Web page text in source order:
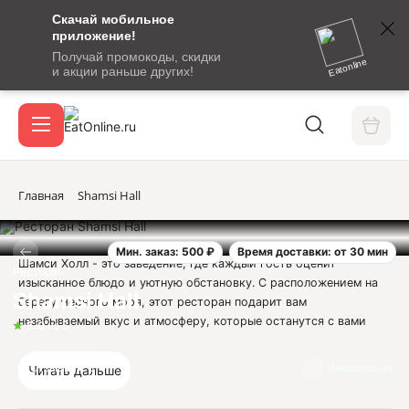
Скачай мобильное
приложение!
Получай промокоды, скидки
и акции раньше других!
Eatonline
сообщение
кодом
подтверждения
Вход / регистрация
Акции
Главная Shamsi Hall
Мин. заказ: 500 ₽
Время доставки: от 30 мин
Ресторан
Shamsi Hall
5.0из 5
Отзывы 5
Шамси Холл - это заведение, где каждый гость оценит
изысканное блюдо и уютную обстановку. С расположением на
берегу Черного моря, этот ресторан подарит вам
незабываемый вкус и атмосферу, которые останутся с вами
Наше меню поражает разнообразием блюд, угодит каждому
Читать дальше